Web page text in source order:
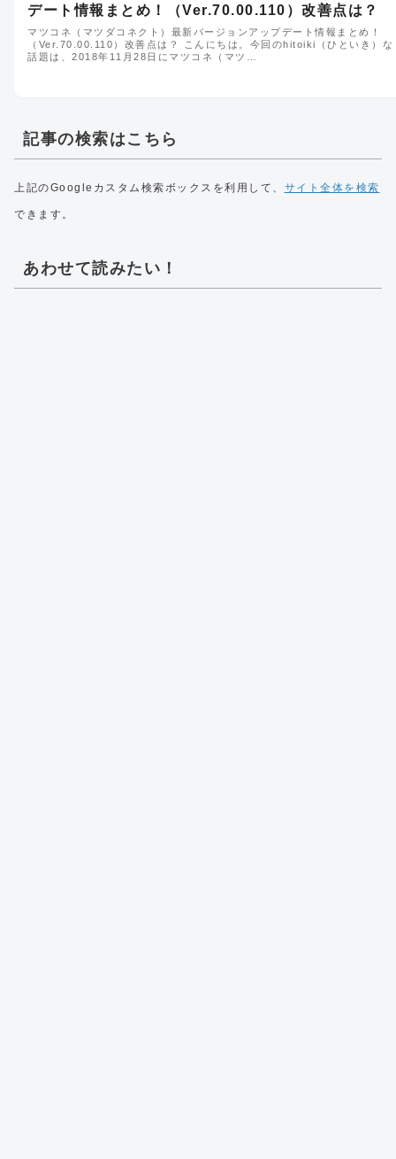
デート情報まとめ！（Ver.70.00.110）改善点は？
マツコネ（マツダコネクト）最新バージョンアップデート情報まとめ！
（Ver.70.00.110）改善点は？ こんにちは。今回のhitoiki（ひといき）な
話題は、2018年11月28日にマツコネ（マツ…
記事の検索はこちら
上記のGoogleカスタム検索ボックスを利用して、 サイト全体を検索
できます。
あわせて読みたい！